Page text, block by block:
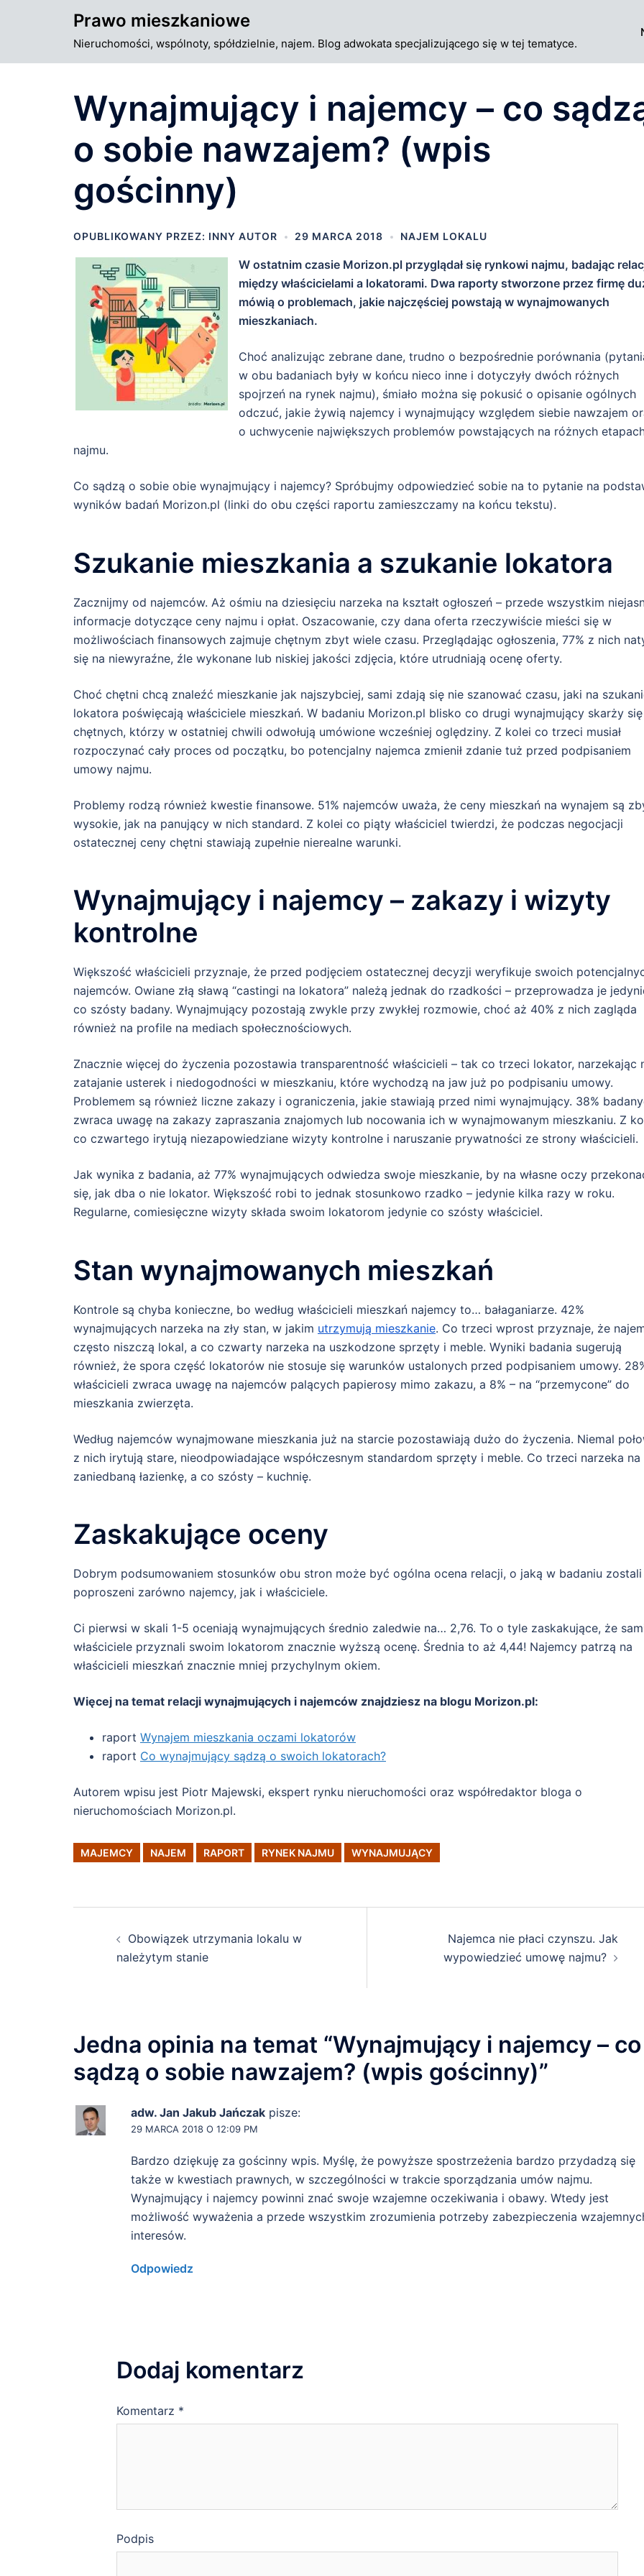
Prawo mieszkaniowe
Nieruchomości, wspólnoty, spółdzielnie, najem. Blog adwokata specjalizującego się w tej tematyce.
Wynajmujący i najemcy – co
o sobie nawzajem? (wpis
gościnny)
OPUBLIKOWANY PRZEZ: INNY AUTOR 29 MARCA 2018 NAJEM LOKALU
W ostatnim czasie Morizon.pl przyglądał się rynkowi najmu, badając
między właścicielami a lokatorami. Dwa raporty stworzone przez firmę
mówią o problemach, jakie najczęściej powstają w wynajmowanych
mieszkaniach.
Choć analizując zebrane dane, trudno o bezpośrednie porównania
w obu badaniach były w końcu nieco inne i dotyczyły dwóch różnych
spojrzeń na rynek najmu), śmiało można się pokusić o opisanie ogólnych
odczuć, jakie żywią najemcy i wynajmujący względem siebie nawzajem
o uchwycenie największych problemów powstających na różnych
najmu.
Co sądzą o sobie obie wynajmujący i najemcy? Spróbujmy odpowiedzieć sobie na to pytanie na
wyników badań Morizon.pl (linki do obu części raportu zamieszczamy na końcu tekstu).
Szukanie mieszkania a szukanie lokatora
Zacznijmy od najemców. Aż ośmiu na dziesięciu narzeka na kształt ogłoszeń – przede wszystkim
informacje dotyczące ceny najmu i opłat. Oszacowanie, czy dana oferta rzeczywiście mieści się w
możliwościach finansowych zajmuje chętnym zbyt wiele czasu. Przeglądając ogłoszenia, 77% z nich
się na niewyraźne, źle wykonane lub niskiej jakości zdjęcia, które utrudniają ocenę oferty.
Choć chętni chcą znaleźć mieszkanie jak najszybciej, sami zdają się nie szanować czasu, jaki na
lokatora poświęcają właściciele mieszkań. W badaniu Morizon.pl blisko co drugi wynajmujący skarży się
chętnych, którzy w ostatniej chwili odwołują umówione wcześniej oględziny. Z kolei co trzeci musiał
rozpoczynać cały proces od początku, bo potencjalny najemca zmienił zdanie tuż przed podpisaniem
umowy najmu.
Problemy rodzą również kwestie finansowe. 51% najemców uważa, że ceny mieszkań na wynajem są
wysokie, jak na panujący w nich standard. Z kolei co piąty właściciel twierdzi, że podczas negocjacji
ostatecznej ceny chętni stawiają zupełnie nierealne warunki.
Wynajmujący i najemcy – zakazy i wizyty
kontrolne
Większość właścicieli przyznaje, że przed podjęciem ostatecznej decyzji weryfikuje swoich
najemców. Owiane złą sławą “castingi na lokatora” należą jednak do rzadkości – przeprowadza je
co szósty badany. Wynajmujący pozostają zwykle przy zwykłej rozmowie, choć aż 40% z nich zagląda
również na profile na mediach społecznościowych.
Znacznie więcej do życzenia pozostawia transparentność właścicieli – tak co trzeci lokator, narzekając
zatajanie usterek i niedogodności w mieszkaniu, które wychodzą na jaw już po podpisaniu umowy.
Problemem są również liczne zakazy i ograniczenia, jakie stawiają przed nimi wynajmujący. 38%
zwraca uwagę na zakazy zapraszania znajomych lub nocowania ich w wynajmowanym mieszkaniu. Z
co czwartego irytują niezapowiedziane wizyty kontrolne i naruszanie prywatności ze strony właścicieli.
Jak wynika z badania, aż 77% wynajmujących odwiedza swoje mieszkanie, by na własne oczy
się, jak dba o nie lokator. Większość robi to jednak stosunkowo rzadko – jedynie kilka razy w roku.
Regularne, comiesięczne wizyty składa swoim lokatorom jedynie co szósty właściciel.
Stan wynajmowanych mieszkań
Kontrole są chyba konieczne, bo według właścicieli mieszkań najemcy to… bałaganiarze. 42%
wynajmujących narzeka na zły stan, w jakim utrzymują mieszkanie. Co trzeci wprost przyznaje, że
często niszczą lokal, a co czwarty narzeka na uszkodzone sprzęty i meble. Wyniki badania sugerują
również, że spora część lokatorów nie stosuje się warunków ustalonych przed podpisaniem umowy.
właścicieli zwraca uwagę na najemców palących papierosy mimo zakazu, a 8% – na “przemycone” do
mieszkania zwierzęta.
Według najemców wynajmowane mieszkania już na starcie pozostawiają dużo do życzenia. Niemal
z nich irytują stare, nieodpowiadające współczesnym standardom sprzęty i meble. Co trzeci narzeka na
zaniedbaną łazienkę, a co szósty – kuchnię.
Zaskakujące oceny
Dobrym podsumowaniem stosunków obu stron może być ogólna ocena relacji, o jaką w badaniu zostali
poproszeni zarówno najemcy, jak i właściciele.
Ci pierwsi w skali 1-5 oceniają wynajmujących średnio zaledwie na… 2,76. To o tyle zaskakujące, że
właściciele przyznali swoim lokatorom znacznie wyższą ocenę. Średnia to aż 4,44! Najemcy patrzą na
właścicieli mieszkań znacznie mniej przychylnym okiem.
Więcej na temat relacji wynajmujących i najemców znajdziesz na blogu Morizon.pl:
raport Wynajem mieszkania oczami lokatorów
raport Co wynajmujący sądzą o swoich lokatorach?
Autorem wpisu jest Piotr Majewski, ekspert rynku nieruchomości oraz współredaktor bloga o
nieruchomościach Morizon.pl.
MAJEMCY NAJEM RAPORT RYNEK NAJMU WYNAJMUJĄCY
navigation
Obowiązek utrzymania lokalu w
należytym stanie
Najemca nie płaci czynszu. Jak
wypowiedzieć umowę najmu?
Jedna opinia na temat “Wynajmujący i najemcy – co
sądzą o sobie nawzajem? (wpis gościnny)”
adw. Jan Jakub Jańczak pisze:
29 MARCA 2018 O 12:09 PM
Bardzo dziękuję za gościnny wpis. Myślę, że powyższe spostrzeżenia bardzo przydadzą się
także w kwestiach prawnych, w szczególności w trakcie sporządzania umów najmu.
Wynajmujący i najemcy powinni znać swoje wzajemne oczekiwania i obawy. Wtedy jest
możliwość wyważenia a przede wszystkim zrozumienia potrzeby zabezpieczenia
interesów.
Odpowiedz
Dodaj komentarz
Komentarz *
Podpis